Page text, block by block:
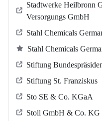
Stadtwerke Heilbronn
Versorgungs GmbH
Stahl Chemicals
Stahl Chemicals
Stiftung
Stiftung St. Franziskus
Sto SE & Co. KGaA
Stoll GmbH & Co. KG